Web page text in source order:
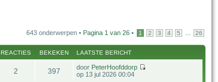
643 onderwerpen • Pagina 1 van 26 • 1 2 3 4 5 26
REACTIES BEKEKEN LAATSTE BERICHT
2 397 door PeterHoofddorp
op 13 jul 2026 00:04